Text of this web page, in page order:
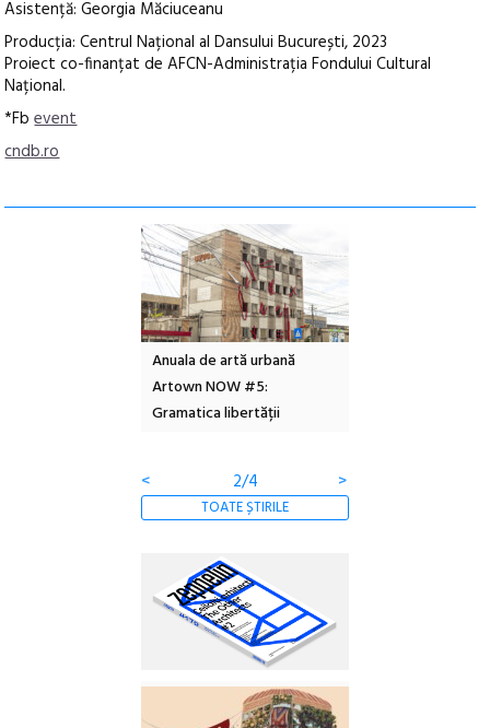
Asistență: Georgia Măciuceanu
Producția: Centrul Național al Dansului București, 2023
Proiect co-finanțat de AFCN-Administrația Fondului Cultural
Național.
*Fbevent
cndb.ro
Anuala de artă urbană
Artown NOW #5:
Gramatica libertății
< 2/4 >
TOATE ȘTIRILE